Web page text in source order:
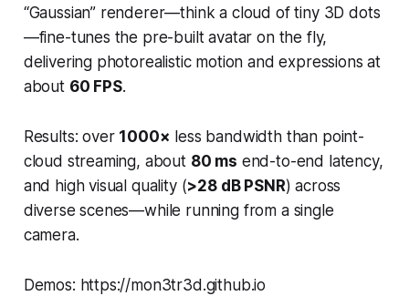
“Gaussian” renderer—think a cloud of tiny 3D dots
—fine-tunes the pre-built avatar on the fly,
delivering photorealistic motion and expressions at
about 60 FPS.
Results: over 1000× less bandwidth than point-
cloud streaming, about 80 ms end-to-end latency,
and high visual quality (>28 dB PSNR) across
diverse scenes—while running from a single
camera.
Demos: https://mon3tr3d.github.io